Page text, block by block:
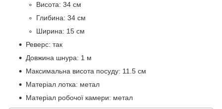
Висота: 34 см
Глибина: 34 см
Ширина: 15 см
Реверс: так
Довжина шнура: 1 м
Максимальна висота посуду: 11.5 см
Матеріал лотка: метал
Матеріал робочої камери: метал